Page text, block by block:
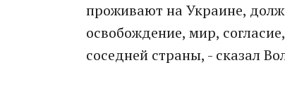
проживают на Украине,
освобождение, мир,
соседней страны, - сказал